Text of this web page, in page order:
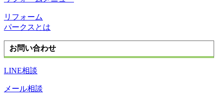
リフォーム
パークスとは
お問い合わせ
LINE相談
メール相談